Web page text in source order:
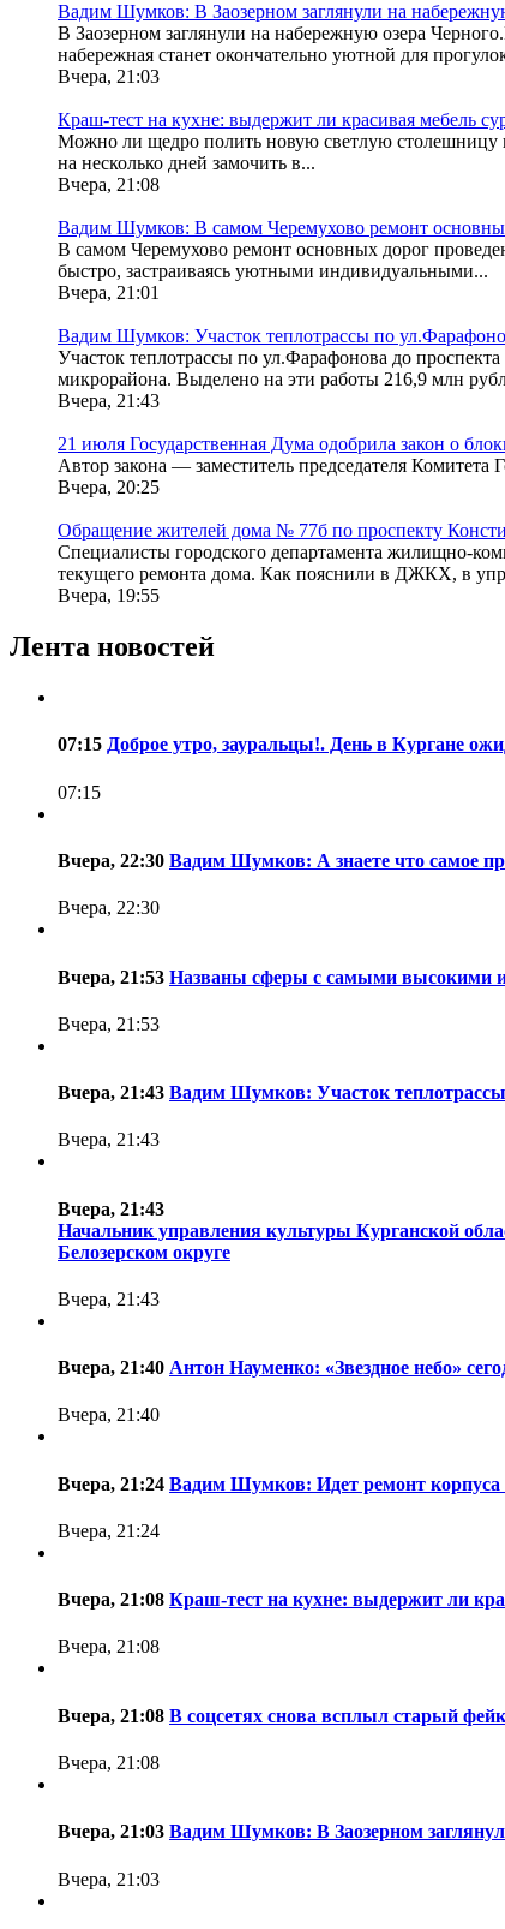
Вадим Шумков: В Заозерном заглянули на
В Заозерном заглянули на набережную озера
набережная станет окончательно уютной для
Вчера, 21:03
Краш-тест на кухне: выдержит ли красивая мебель
Можно ли щедро полить новую светлую столешницу
на несколько дней замочить в...
Вчера, 21:08
Вадим Шумков: В самом Черемухово ремонт
В самом Черемухово ремонт основных дорог
быстро, застраиваясь уютными индивидуальными...
Вчера, 21:01
Вадим Шумков: Участок теплотрассы по
Участок теплотрассы по ул.Фарафонова до
микрорайона. Выделено на эти работы 216,9 млн
Вчера, 21:43
21 июля Государственная Дума одобрила закон о
Автор закона — заместитель председателя
Вчера, 20:25
Обращение жителей дома № 77б по проспекту
Специалисты городского департамента жилищно-
текущего ремонта дома. Как пояснили в ДЖКХ, в
Вчера, 19:55
Лента новостей
07:15 Доброе утро, зауральцы!. День в Кургане
07:15
Вчера, 22:30 Вадим Шумков: А знаете что самое
Вчера, 22:30
Вчера, 21:53 Названы сферы с самыми высокими и
Вчера, 21:53
Вчера, 21:43 Вадим Шумков: Участок
Вчера, 21:43
Вчера, 21:43
Начальник управления культуры Курганской
Белозерском округе
Вчера, 21:43
Вчера, 21:40 Антон Науменко: «Звездное небо»
Вчера, 21:40
Вчера, 21:24 Вадим Шумков: Идет ремонт
Вчера, 21:24
Вчера, 21:08 Краш-тест на кухне: выдержит ли
Вчера, 21:08
Вчера, 21:08 В соцсетях снова всплыл старый
Вчера, 21:08
Вчера, 21:03 Вадим Шумков: В Заозерном
Вчера, 21:03